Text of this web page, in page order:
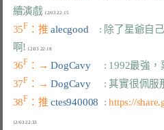
續演戲
12/03 22:15
35F ：推 alecgood : 除了星爺自
啊!
12/03 22:18
36F ：→ DogCavy : 1992最強
37F ：→ DogCavy : 其實很佩服
38F ：推 ctes940008 : https://